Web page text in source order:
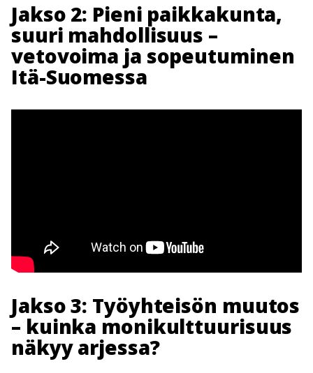
Jakso 2: Pieni paikkakunta,
suuri mahdollisuus –
vetovoima ja sopeutuminen
Itä-Suomessa
Jakso 3: Työyhteisön muutos
– kuinka monikulttuurisuus
näkyy arjessa?